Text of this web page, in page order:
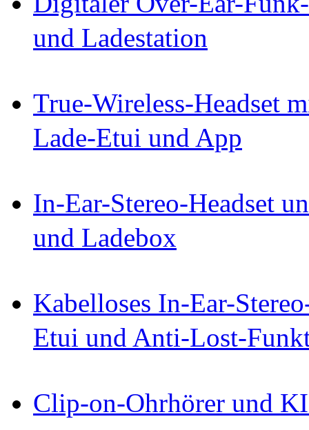
und Ladestation
True-Wireless-Headset
Lade-Etui und App
In-Ear-Stereo-Headset
und Ladebox
Kabelloses In-Ear-
Etui und Anti-Lost-
Clip-on-Ohrhörer und